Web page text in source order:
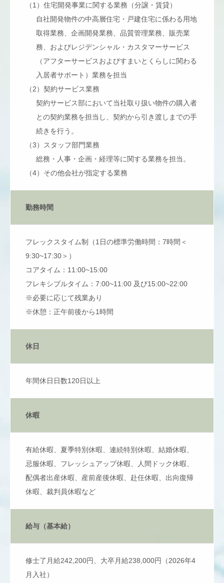
（1）住宅開発事業に関する業務（分譲・賃貸）
自社開発物件の中高層住宅・戸建住宅に係わる用地
取得業務、企画開発業務、品質管理業務、販売業
務、およびレジデンシャル・カスタマーサービス
（アフターサービスおよびすまいとくらしに関わる
入居者サポート）業務を担当
（2）契約サービス業務
契約サービス部において当社取り扱い物件の購入者
との契約業務を担当し、契約から引き渡しまでの手
続きを行う。
（3）スタッフ部門業務
総務・人事・企画・経理等に関する業務を担当。
（4）その他会社が指定する業務
勤務時間
フレックスタイム制（1日の標準労働時間：7時間＜
9:30~17:30＞）
コアタイム：11:00~15:00
フレキシブルタイム：7:00~11:00 及び15:00~22:00
※必要に応じて残業あり
※休憩：正午前後から1時間
休日
年間休日日数120日以上
休暇
有給休暇、夏季特別休暇、連続特別休暇、結婚休暇、
忌服休暇、フレッシュアップ休暇、人間ドック休暇、
配偶者出産休暇、産前産後休暇、赴任休暇、出向復帰
休暇、裁判員休暇など
給与（基本給）
修士了月給242,200円、大卒月給238,000円（2026年4
月入社）